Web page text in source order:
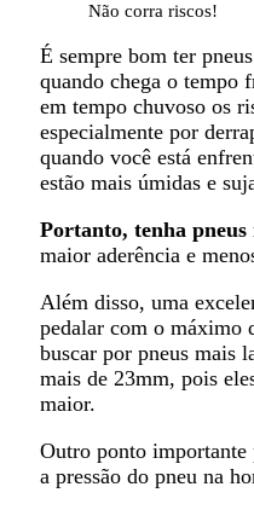
Não corra riscos!
É sempre bom ter
quando chega o tempo
em tempo chuvoso os
especialmente por
quando você está
estão mais úmidas e
Portanto, tenha pneus
maior aderência e
Além disso, uma
pedalar com o máximo
buscar por pneus mais
mais de 23mm, pois
maior.
Outro ponto importante
a pressão do pneu na